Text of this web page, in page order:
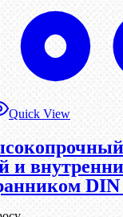
Quick View
и